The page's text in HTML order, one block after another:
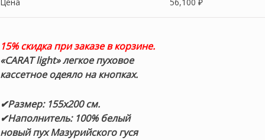
Цена 56,100 ₽
15% скидка при заказе в корзине.
«CARAT light»легкое пуховое
кассетное одеяло на кнопках.
✔Размер: 155х200 см.
✔Наполнитель: 100% белый
новый пух Мазурийского гуся